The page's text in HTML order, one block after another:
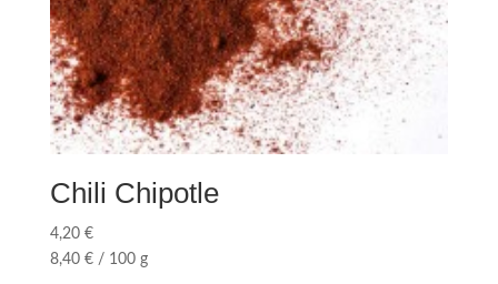
Chili Chipotle
4,20 €
8,40 €/ 100 g